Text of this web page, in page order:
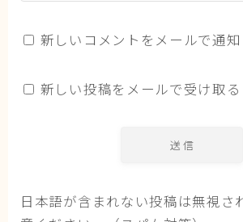
新しいコメントをメールで通知
新しい投稿をメールで受け取る
日本語が含まれない投稿は無視さ